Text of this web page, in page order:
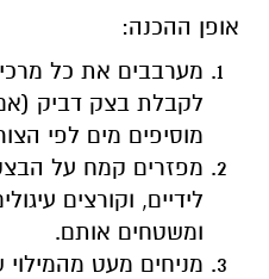
אופן ההכנה:
מערבבים את כל
לקבלת בצק דביק
מוסיפים מים לפי
מפזרים קמח על
לידיים, וקורצים
ומשטחים אותם.
מניחים מעט מהמילוי